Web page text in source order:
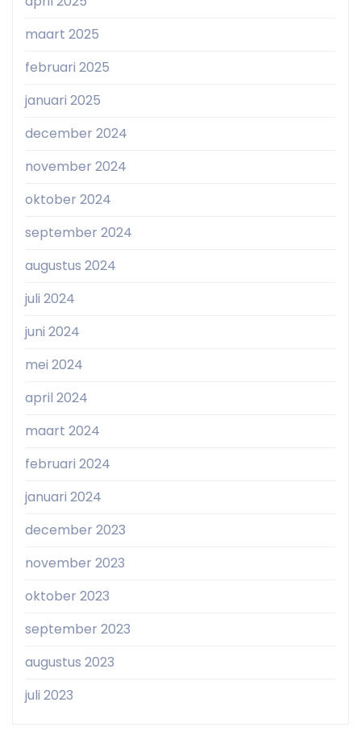
maart 2025
februari 2025
januari 2025
december 2024
november 2024
oktober 2024
september 2024
augustus 2024
juli 2024
juni 2024
mei 2024
april 2024
maart 2024
februari 2024
januari 2024
december 2023
november 2023
oktober 2023
september 2023
augustus 2023
juli 2023